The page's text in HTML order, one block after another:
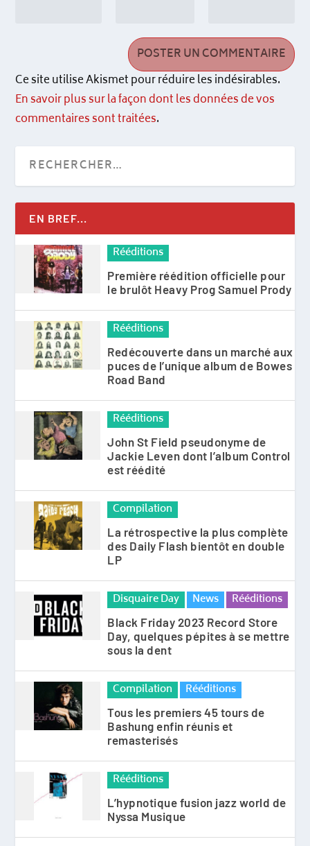
Ce site utilise Akismet pour réduire les indésirables.
En savoir plus sur la façon dont les données de vos
commentaires sont traitées.
EN BREF...
Rééditions
Première réédition officielle pour
le brulôt Heavy Prog Samuel Prody
Rééditions
Redécouverte dans un marché aux
puces de l’unique album de Bowes
Road Band
Rééditions
John St Field pseudonyme de
Jackie Leven dont l’album Control
est réédité
Compilation
La rétrospective la plus complète
des Daily Flash bientôt en double
LP
Disquaire Day News Rééditions
Black Friday 2023 Record Store
Day, quelques pépites à se mettre
sous la dent
Compilation Rééditions
Tous les premiers 45 tours de
Bashung enfin réunis et
remasterisés
Rééditions
L’hypnotique fusion jazz world de
Nyssa Musique